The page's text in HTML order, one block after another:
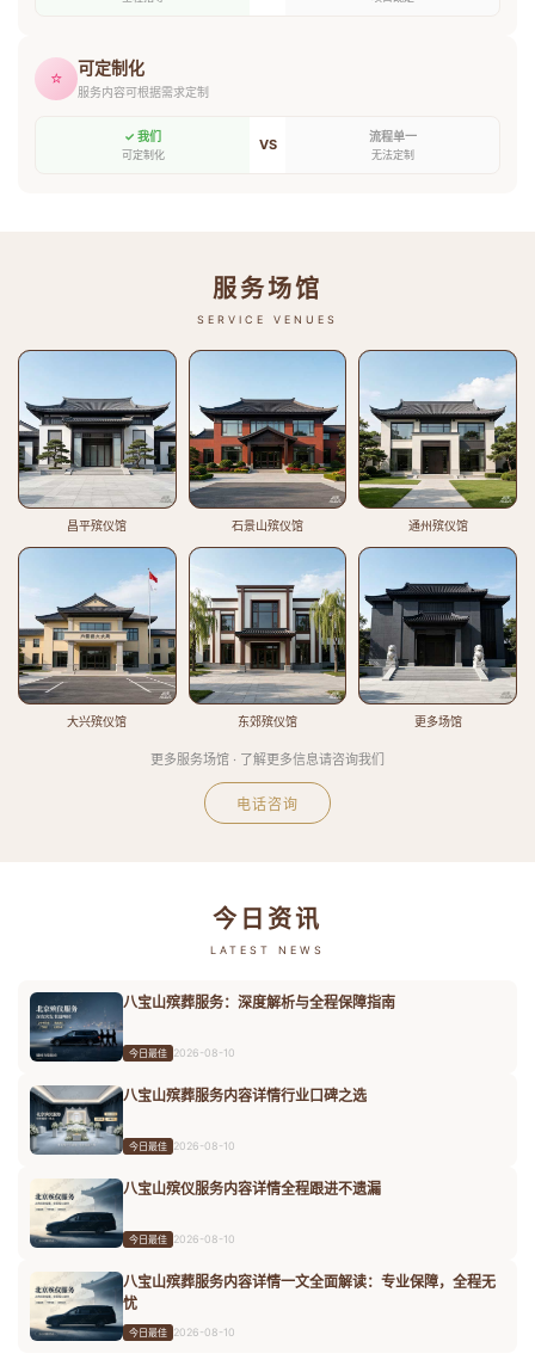
⭐ 可定制化
服务内容可根据需求定制
✓ 我们
可定制化
VS 流程单一
无法定制
服务场馆
SERVICE VENUES
昌平殡仪馆 石景山殡仪馆 通州殡仪馆
大兴殡仪馆 东郊殡仪馆 更多场馆
更多服务场馆 · 了解更多信息请咨询我们
电话咨询
今日资讯
LATEST NEWS
八宝山殡葬服务：深度解析与全程保障指南
今日最佳 2026-08-10
八宝山殡葬服务内容详情行业口碑之选
今日最佳 2026-08-10
八宝山殡仪服务内容详情全程跟进不遗漏
今日最佳 2026-08-10
八宝山殡葬服务内容详情一文全面解读：专业保障，全程无
忧
今日最佳 2026-08-10